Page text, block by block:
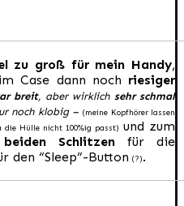
zu groß für mein Handy,
Case dann noch riesiger
breit, aber wirklich sehr schmal
noch klobig– (meine Kopfhörer lassen
die Hülle nicht 100%ig passt) und zum
Schlitzen für die
den “Sleep”-Button (?).